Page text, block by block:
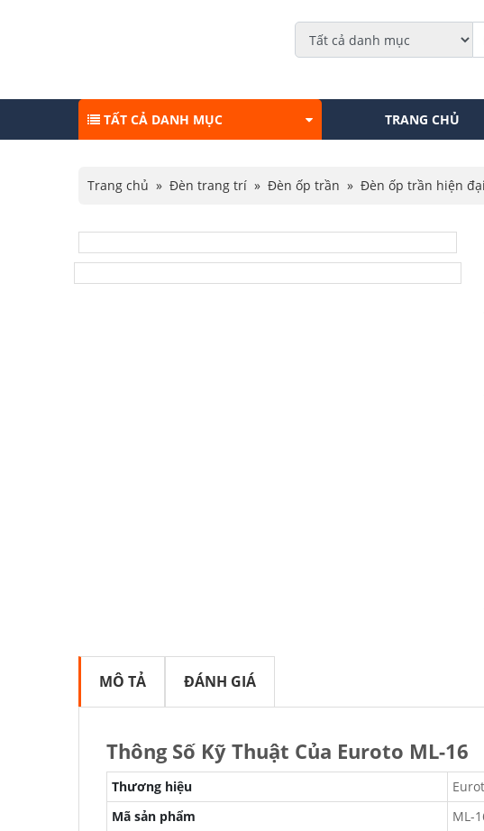
TẤT CẢ DANH MỤC TRANG CHỦ
Trang chủ » Đèn trang trí » Đèn ốp trần » Đèn ốp trần hiện đại
MÔ TẢ ĐÁNH GIÁ
Thông Số Kỹ Thuật Của Euroto ML-16
Thương hiệu
Mã sản phẩm
ML-